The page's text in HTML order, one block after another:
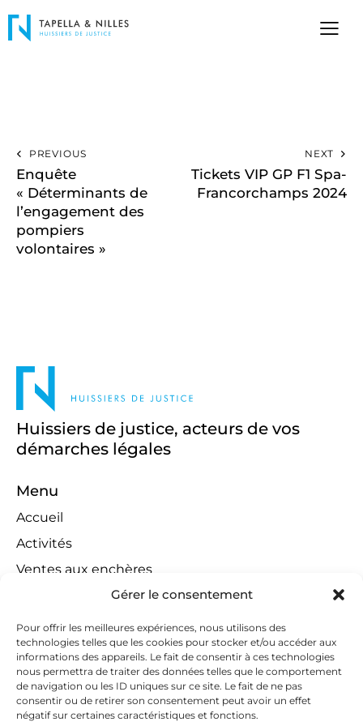
Gérer le consentement
Pour offrir les meilleures expériences, nous utilisons des
technologies telles que les cookies pour stocker et/ou accéder aux
informations des appareils. Le fait de consentir à ces technologies
nous permettra de traiter des données telles que le comportement
de navigation ou les ID uniques sur ce site. Le fait de ne pas
consentir ou de retirer son consentement peut avoir un effet
négatif sur certaines caractéristiques et fonctions.
PREVIOUS
Enquête
« Déterminants de
l’engagement des
pompiers
volontaires »
NEXT
Tickets VIP GP F1 Spa-
Francorchamps 2024
Huissiers de justice, acteurs de vos
démarches légales
Menu
Accueil
Activités
Ventes aux enchères
Compétences territoriales
Jeux concours
Liens
Contact
Contactez-nous